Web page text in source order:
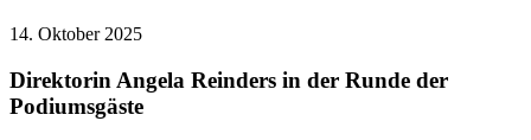
14. Oktober 2025
Direktorin Angela Reinders in der Runde der
Podiumsgäste